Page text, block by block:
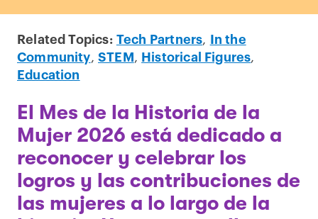
Related Topics: Tech Partners,
In the
Community, STEM , Historical Figures,
Education
El Mes de la Historia de la
Mujer 2026 está dedicado a
reconocer y celebrar los
logros y las contribuciones de
las mujeres a lo largo de la